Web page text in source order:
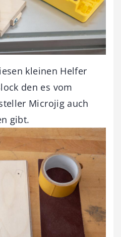
kleinen Helfer
den es vom
Microjig auch
gibt.